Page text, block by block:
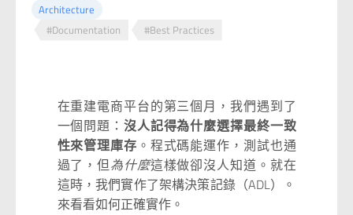
Architecture
#Documentation
#Best Practices
在重建電商平台的第三個月，我們遇到了
一個問題： 沒人記得為什麼選擇最終一致
性來管理庫存 。程式碼能運作，測試也通
過了，但為什麼這樣做卻沒人知道。就在
這時，我們實作了架構決策記錄（ADL）。
來看看如何正確實作。